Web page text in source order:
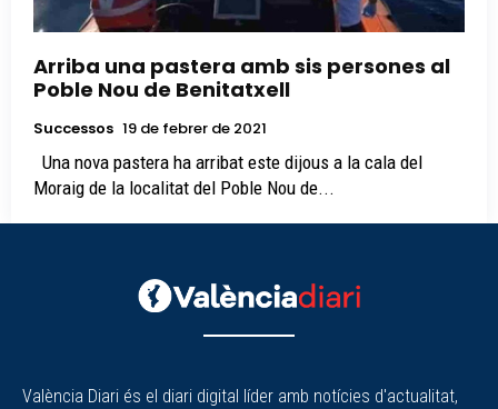
Arriba una pastera amb sis persones al
Poble Nou de Benitatxell
Successos 19 de febrer de 2021
Moraig de la localitat del Poble Nou de...
València Diari és el diari digital líder amb notícies d'actualitat,